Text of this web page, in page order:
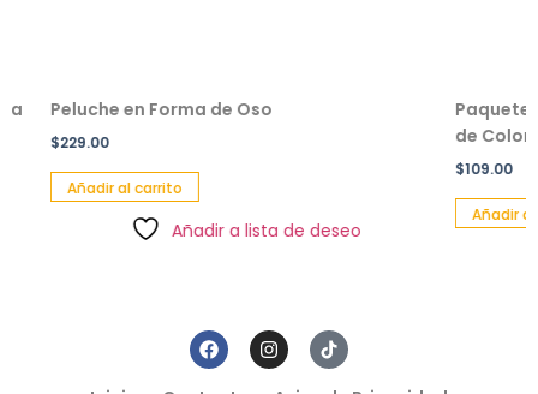
Peluche en Forma de Oso
229.00
Añadir al carrito
Añadir a lista de deseo
Paquete
de Color
109.00
Añadir al